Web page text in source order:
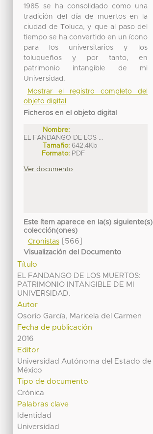
1985 se ha consolidado como una
tradición del día de muertos en la
ciudad de Toluca, y que al paso del
tiempo se ha convertido en un ícono
para los universitarios y los
toluqueños y por tanto, en
patrimonio intangible de mi
Universidad.
Mostrar el registro completo del
objeto digital
Ficheros en el objeto digital
Nombre:
EL FANDANGO DE LOS ...
Tamaño: 642.4Kb
Formato: PDF
Ver documento
Este ítem aparece en la(s) siguiente(s)
colección(ones)
Cronistas[566]
Visualización del Documento
Título
EL FANDANGO DE LOS MUERTOS:
PATRIMONIO INTANGIBLE DE MI
UNIVERSIDAD.
Autor
Osorio García, Maricela del Carmen
Fecha de publicación
2016
Editor
Universidad Autónoma del Estado de
México
Tipo de documento
Crónica
Palabras clave
Identidad
Universidad